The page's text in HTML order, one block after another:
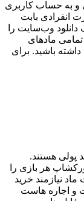
و به حساب کاربری
انفرادی بابت
وب‌سایت را
تمامی مادهای
باشید. برای
پولی هستند.
هر بازی را
ماد نیازمند خرید
و اجاره هاست